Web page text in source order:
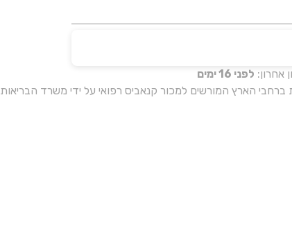
אחרון: לפני 16 ימים
הארץ המורשים למכור קנאביס רפואי על ידי משרד הבריאות